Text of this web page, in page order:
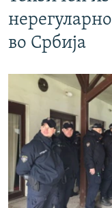
во Србија